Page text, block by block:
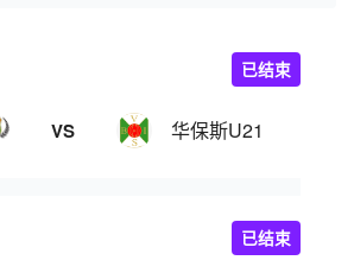
VS 华保斯U21
已结束
已结束